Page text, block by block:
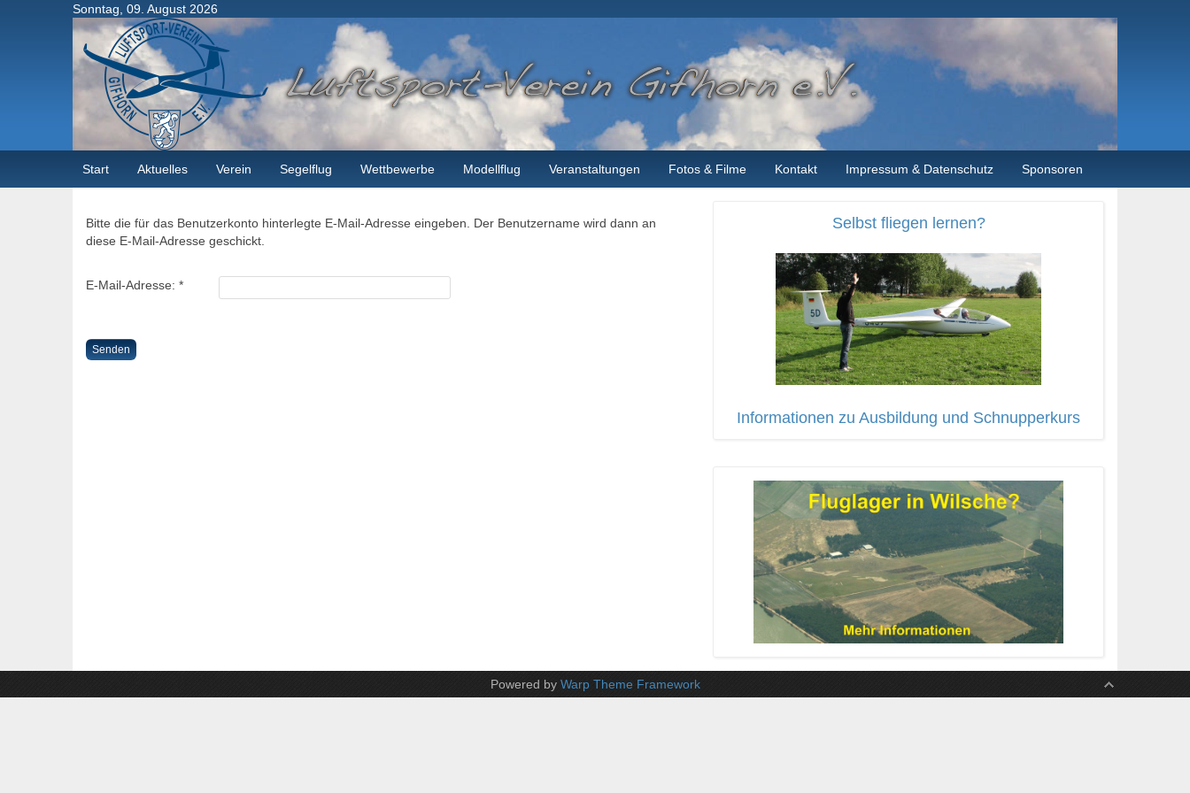
Sonntag, 09. August 2026
Start Aktuelles Verein Segelflug Wettbewerbe Modellflug Veranstaltungen Fotos & Filme Kontakt Impressum & Datenschutz Sponsoren
Bitte die für das Benutzerkonto hinterlegte E-Mail-Adresse eingeben. Der Benutzername wird dann an
diese E-Mail-Adresse geschickt.
E-Mail-Adresse: *
Senden
Selbst fliegen lernen?
Informationen zu Ausbildung und Schnupperkurs
Powered by Warp Theme Framework